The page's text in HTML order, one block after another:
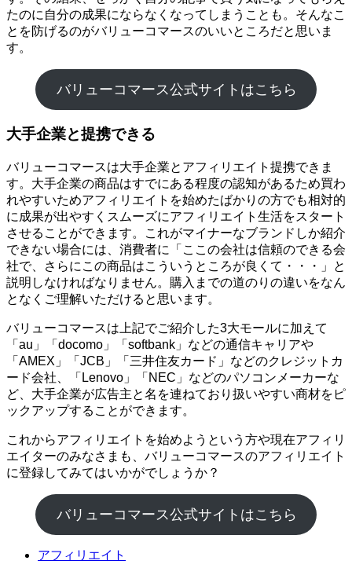
たのに自分の成果にならなくなってしまうことも。そんなこ
とを防げるのがバリューコマースのいいところだと思いま
す。
バリューコマース公式サイトはこちら
大手企業と提携できる
バリューコマースは大手企業とアフィリエイト提携できま
す。大手企業の商品はすでにある程度の認知があるため買わ
れやすいためアフィリエイトを始めたばかりの方でも相対的
に成果が出やすくスムーズにアフィリエイト生活をスタート
させることができます。これがマイナーなブランドしか紹介
できない場合には、消費者に「ここの会社は信頼のできる会
社で、さらにこの商品はこういうところが良くて・・・」と
説明しなければなりません。購入までの道のりの違いをなん
となくご理解いただけると思います。
バリューコマースは上記でご紹介した3大モールに加えて
「au」「docomo」「softbank」などの通信キャリアや
「AMEX」「JCB」「三井住友カード」などのクレジットカ
ード会社、「Lenovo」「NEC」などのパソコンメーカーな
ど、大手企業が広告主と名を連ねており扱いやすい商材をピ
ックアップすることができます。
これからアフィリエイトを始めようという方や現在アフィリ
エイターのみなさまも、バリューコマースのアフィリエイト
に登録してみてはいかがでしょうか？
バリューコマース公式サイトはこちら
アフィリエイト